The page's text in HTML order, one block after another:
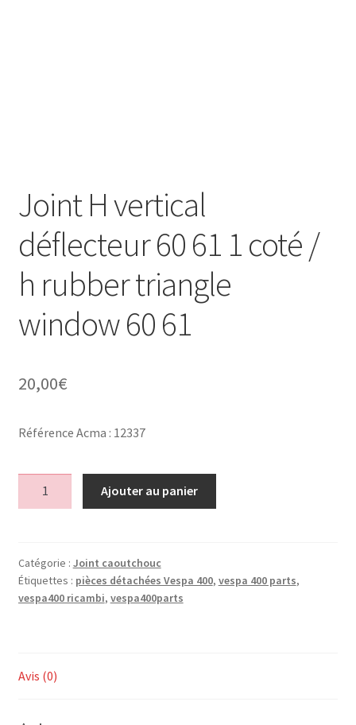
Joint H vertical
déflecteur 60 61 1 coté /
h rubber triangle
window 60 61
20,00€
Référence Acma : 12337
vertical
déflecteur
60
/
rubber
Ajouter au panier
Catégorie : Joint caoutchouc
Étiquettes : pièces détachées Vespa 400, vespa 400 parts,
vespa400 ricambi, vespa400parts
Avis (0)